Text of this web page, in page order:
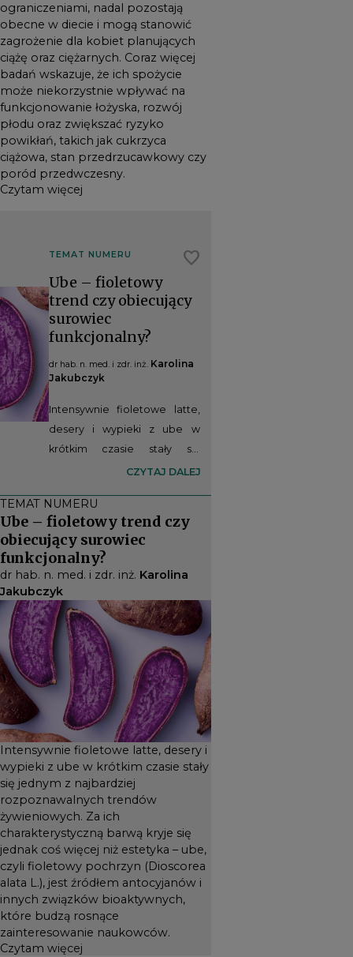
ograniczeniami, nadal pozostają
obecne w diecie i mogą stanowić
zagrożenie dla kobiet planujących
ciążę oraz ciężarnych. Coraz więcej
badań wskazuje, że ich spożycie
może niekorzystnie wpływać na
funkcjonowanie łożyska, rozwój
płodu oraz zwiększać ryzyko
powikłań, takich jak cukrzyca
ciążowa, stan przedrzucawkowy czy
poród przedwczesny.
Czytam więcej
TEMAT NUMERU favorite
Ube – fioletowy
trend czy obiecujący
surowiec
funkcjonalny?
dr hab. n. med. i zdr. inż. Karolina
Jakubczyk
Intensywnie fioletowe latte,
desery i wypieki z ube w
krótkim czasie stały się
jednym z najbardziej
żywieniowych. Za ich
charakterystyczną barwą
kryje się jednak coś więcej niż
estetyka – ube, czyli fioletowy
pochrzyn (Dioscorea alata L.),
jest źródłem antocyjanów i
innych związków
bioaktywnych, które budzą
rosnące zainteresowanie
naukowców.
CZYTAJ DALEJ
TEMAT NUMERU
Ube – fioletowy trend czy
obiecujący surowiec
funkcjonalny?
dr hab. n. med. i zdr. inż. Karolina
Jakubczyk
Intensywnie fioletowe latte, desery i
wypieki z ube w krótkim czasie stały
się jednym z najbardziej
rozpoznawalnych trendów
żywieniowych. Za ich
charakterystyczną barwą kryje się
jednak coś więcej niż estetyka – ube,
czyli fioletowy pochrzyn (Dioscorea
alata L.), jest źródłem antocyjanów i
innych związków bioaktywnych,
które budzą rosnące
zainteresowanie naukowców.
Czytam więcej